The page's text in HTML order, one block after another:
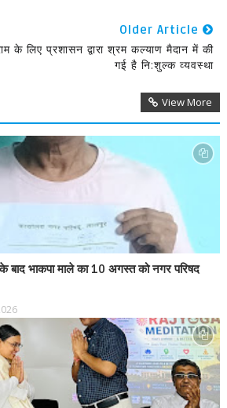
Older Article
के लिए प्रशासन द्वारा श्रम कल्याण मैदान में की
गई है नि:शुल्क व्यवस्था
View More
के बाद भाकपा माले का 10 अगस्त को नगर परिषद